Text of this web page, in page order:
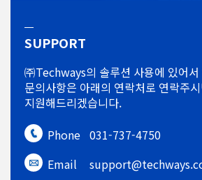
SUPPORT
㈜Techways의 솔루션 사용에 있어서
문의사항은 아래의 연락처로 연락주
지원해드리겠습니다.
Phone 031-737-4750
Email